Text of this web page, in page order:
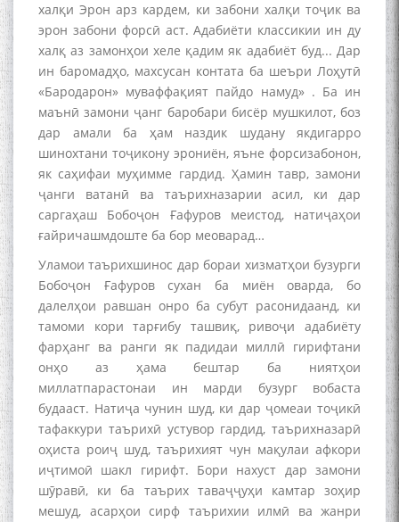
халқи Эрон арз кардем, ки забони халқи тоҷик ва
эрон забони форсӣ аст. Адабиёти классикии ин ду
халқ аз замонҳои хеле қадим як адабиёт буд... Дар
ин баромадҳо, махсусан контата ба шеъри Лоҳутӣ
«Бародарон» муваффақият пайдо намуд» . Ба ин
маънӣ замони ҷанг баробари бисёр мушкилот, боз
дар амали ба ҳам наздик шудану якдигарро
шинохтани тоҷикону эрониён, яъне форсизабонон,
як саҳифаи муҳимме гардид. Ҳамин тавр, замони
ҷанги ватанӣ ва таърихназарии асил, ки дар
саргаҳаш Бобоҷон Ғафуров меистод, натиҷаҳои
ғайричашмдоште ба бор меоварад…
Уламои таърихшинос дар бораи хизматҳои бузурги
Бобоҷон Ғафуров сухан ба миён оварда, бо
далелҳои равшан онро ба субут расонидаанд, ки
тамоми кори тарғибу ташвиқ, ривоҷи адабиёту
фарҳанг ва ранги як падидаи миллӣ гирифтани
онҳо аз ҳама бештар ба ниятҳои
миллатпарастонаи ин марди бузург вобаста
будааст. Натиҷа чунин шуд, ки дар ҷомеаи тоҷикӣ
тафаккури таърихӣ устувор гардид, таърихназарӣ
оҳиста роиҷ шуд, таърихият чун мақулаи афкори
иҷтимоӣ шакл гирифт. Бори нахуст дар замони
шӯравӣ, ки ба таърих таваҷҷуҳи камтар зоҳир
мешуд, асарҳои сирф таърихии илмӣ ва жанри
БА МУНОСИБАТИ
БУЗУРГДОШТИ РӮЗИ РӮДАКӢ
Дар Академияи миллии
илмҳои Тоҷикистон бахшида
ба 100-солагии мунаққиду
адабиётшинос Соҳиб
Табаров ҳамоиши илмӣ-
назариявӣ баргузор гардид.